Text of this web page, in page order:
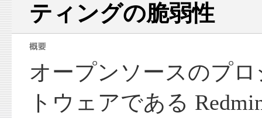
ティングの脆弱性
オープンソースのプ
トウェアである